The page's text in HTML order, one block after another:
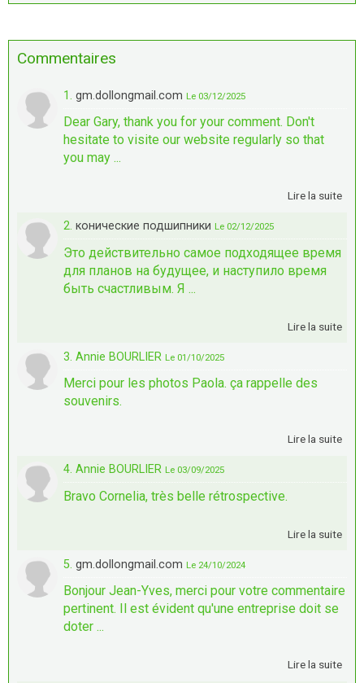
Commentaires
1. gm.dollongmail.com Le 03/12/2025
Dear Gary, thank you for your comment. Don't
hesitate to visite our website regularly so that
you may ...
Lire la suite
2. конические подшипники Le 02/12/2025
Это действительно самое подходящее время
для планов на будущее, и наступило время
быть счастливым. Я ...
Lire la suite
3. Annie BOURLIER Le 01/10/2025
Merci pour les photos Paola. ça rappelle des
souvenirs.
Lire la suite
4. Annie BOURLIER Le 03/09/2025
Bravo Cornelia, très belle rétrospective.
Lire la suite
5. gm.dollongmail.com Le 24/10/2024
Bonjour Jean-Yves, merci pour votre commentaire
pertinent. Il est évident qu'une entreprise doit se
doter ...
Lire la suite